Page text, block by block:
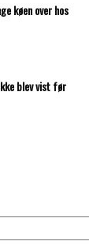
køen over hos
blev vist før